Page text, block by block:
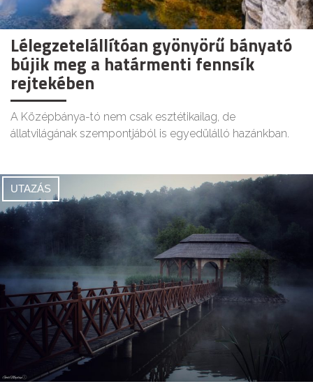
Lélegzetelállítóan gyönyörű bányató
bújik meg a határmenti fennsík
rejtekében
A Középbánya-tó nem csak esztétikailag, de
állatvilágának szempontjából is egyedülálló hazánkban.
UTAZÁS